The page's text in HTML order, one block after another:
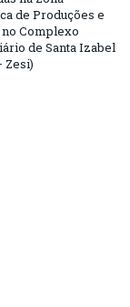
de Produções e
Complexo
de Santa Izabel
Zesi)